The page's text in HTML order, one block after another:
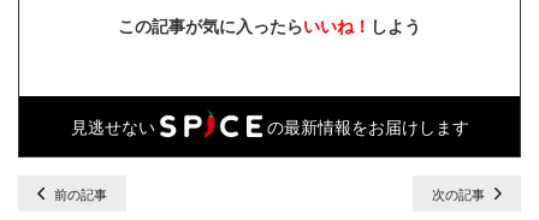
この記事が気に入ったらいいね！ しよう
見逃せない の最新情報をお届けします
前の記事 次の記事